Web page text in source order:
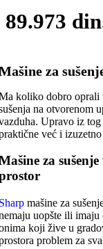
89.973
za
koliko dobro oprali
na otvorenom
Upravo iz tog
već i
za
mašine za
uopšte ili
koji žive u
problem za